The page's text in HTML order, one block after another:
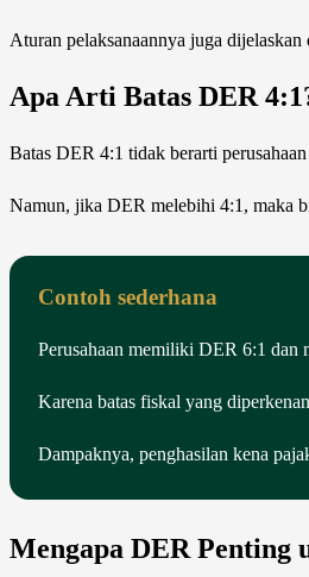
Aturan pelaksanaannya juga dijelaskan
Apa Arti Batas DER
Batas DER 4:1 tidak berarti
Namun, jika DER melebihi 4:1, maka
Contoh sederhana
Perusahaan memiliki DER 6:1 dan
Karena batas fiskal yang
Dampaknya, penghasilan kena
Mengapa DER Penting